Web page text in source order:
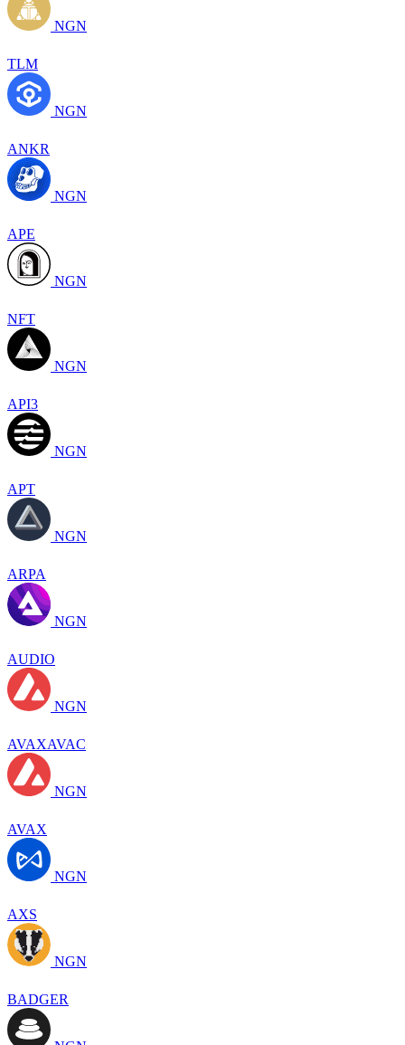
NGN
TLM
NGN
ANKR
NGN
APE
NGN
NFT
NGN
API3
NGN
APT
NGN
ARPA
NGN
AUDIO
NGN
AVAXAVAC
NGN
AVAX
NGN
AXS
NGN
BADGER